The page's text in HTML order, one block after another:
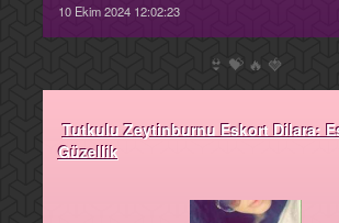
10 Ekim 2024 12:02:23
👙 💝 🔥 🍓
Tutkulu Zeytinburnu Eskort Dilara:
Güzellik